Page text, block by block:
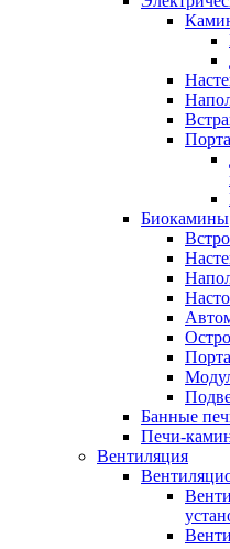
Биокамины
Банные
Печи-
Вентиляция